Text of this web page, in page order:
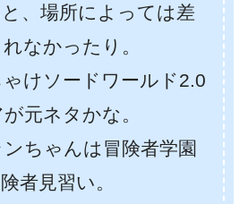
、場所によっては差
なかったり。
けソードワールド2.0
元ネタかな。
ちゃんは冒険者学園
者見習い。